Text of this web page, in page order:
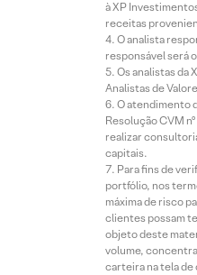
à XP
receitas
O analista
responsável será
Os analistas da
Analistas de
O atendimento
Resolução CVM
realizar
capitais.
Para fins de
portfólio, nos
máxima de risco
clientes possam
objeto deste
volume,
carteira na tela de